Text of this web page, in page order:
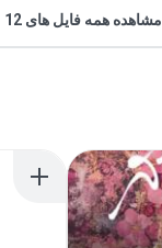
مشاهده همه فایل های 12